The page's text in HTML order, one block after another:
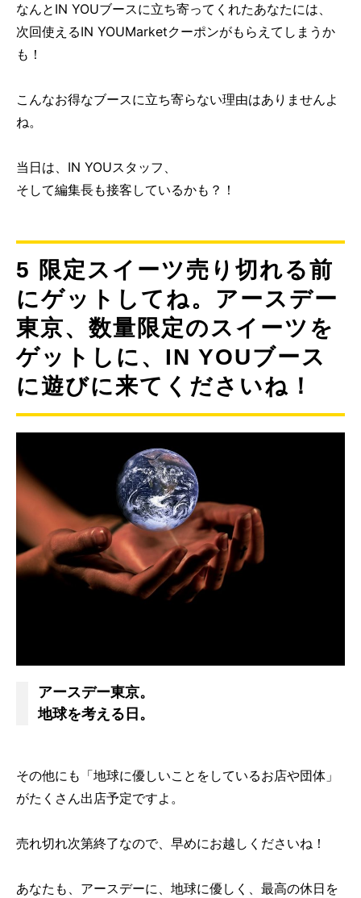
なんとIN YOUブースに立ち寄ってくれたあなたには、
次回使えるIN YOUMarketクーポンがもらえてしまうか
も！
こんなお得なブースに立ち寄らない理由はありませんよ
ね。
当日は、IN YOUスタッフ、
そして編集長も接客しているかも？！
5 限定スイーツ売り切れる前
にゲットしてね。アースデー
東京、数量限定のスイーツを
ゲットしに、IN YOUブース
に遊びに来てくださいね！
アースデー東京。
地球を考える日。
その他にも「地球に優しいことをしているお店や団体」
がたくさん出店予定ですよ。
売れ切れ次第終了なので、早めにお越しくださいね！
あなたも、アースデーに、地球に優しく、最高の休日を